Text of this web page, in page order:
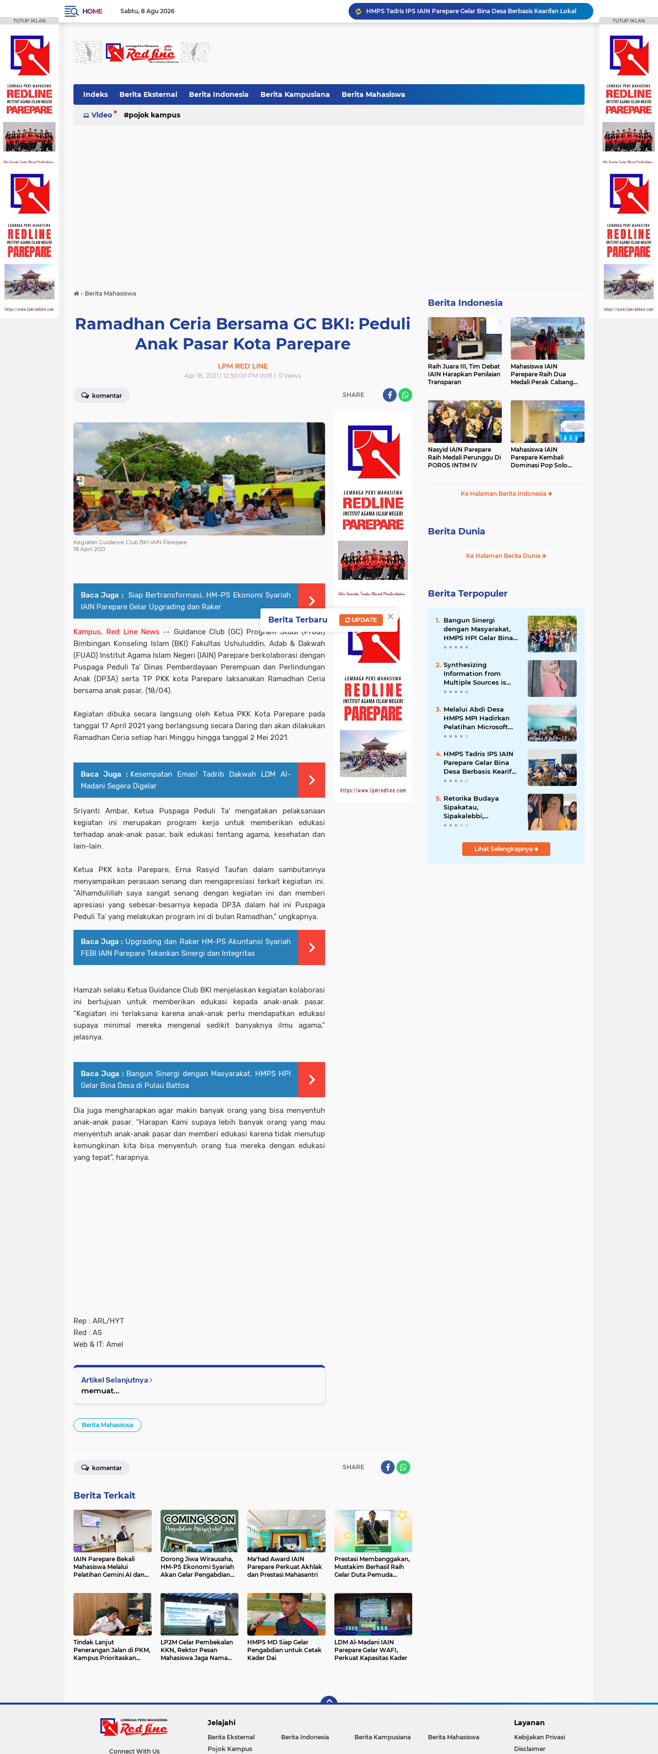
HOME Sabtu 8 Agu 2026
HMPS Tadris IPS IAIN Parepare Gelar Bina Desa Berbasis Kearifan Lokal
Melalui Abdi Desa HMPS MPI Hadirkan Pelatihan Microsoft Office
FAKSHI Gelar Yudisium, Mahasiswa Diajak Terus Semangat Berproses
Indeks Berita Eksternal Berita Indonesia Berita Kampusiana Berita Mahasiswa
Video pojok kampus
› Berita Mahasiswa
Ramadhan Ceria Bersama GC BKI: Peduli
Anak Pasar Kota Parepare
LPM RED LINE
Apr 18, 2021 | 12:50:00 PM WIB | 0 Views
komentar SHARE
Kegiatan Guidance Club BKI IAIN Parepare
18 April 2021
Baca Juga : Siap Bertransformasi, HM-PS Ekonomi Syariah
IAIN Parepare Gelar Upgrading dan Raker
Kampus, Red Line News -- Guidance Club (GC) Program Studi (Prodi)
Bimbingan Konseling Islam (BKI) Fakultas Ushuluddin, Adab & Dakwah
(FUAD) Institut Agama Islam Negeri (IAIN) Parepare berkolaborasi dengan
Puspaga Peduli Ta' Dinas Pemberdayaan Perempuan dan Perlindungan
Anak (DP3A) serta TP PKK kota Parepare laksanakan Ramadhan Ceria
bersama anak pasar, (18/04).
Kegiatan dibuka secara langsung oleh Ketua PKK Kota Parepare pada
tanggal 17 April 2021 yang berlangsung secara Daring dan akan dilakukan
Ramadhan Ceria setiap hari Minggu hingga tanggal 2 Mei 2021.
Baca Juga : Kesempatan Emas! Tadrib Dakwah LDM Al-
Madani Segera Digelar
Sriyanti Ambar, Ketua Puspaga Peduli Ta' mengatakan pelaksanaan
kegiatan ini merupakan program kerja untuk memberikan edukasi
terhadap anak-anak pasar, baik edukasi tentang agama, kesehatan dan
lain-lain.
Ketua PKK kota Parepare, Erna Rasyid Taufan dalam sambutannya
menyampaikan perasaan senang dan mengapresiasi terkait kegiatan ini.
"Alhamdulillah saya sangat senang dengan kegiatan ini dan memberi
apresiasi yang sebesar-besarnya kepada DP3A dalam hal ini Puspaga
Peduli Ta' yang melakukan program ini di bulan Ramadhan," ungkapnya.
Baca Juga : Upgrading dan Raker HM-PS Akuntansi Syariah
FEBI IAIN Parepare Tekankan Sinergi dan Integritas
Hamzah selaku Ketua Guidance Club BKI menjelaskan kegiatan kolaborasi
ini bertujuan untuk memberikan edukasi kepada anak-anak pasar.
"Kegiatan ini terlaksana karena anak-anak perlu mendapatkan edukasi
supaya minimal mereka mengenal sedikit banyaknya ilmu agama,"
jelasnya.
Baca Juga : Bangun Sinergi dengan Masyarakat, HMPS HPI
Gelar Bina Desa di Pulau Battoa
Dia juga mengharapkan agar makin banyak orang yang bisa menyentuh
anak-anak pasar. "Harapan Kami supaya lebih banyak orang yang mau
menyentuh anak-anak pasar dan memberi edukasi karena tidak menutup
kemungkinan kita bisa menyentuh orang tua mereka dengan edukasi
yang tepat", harapnya.
Rep : ARL/HYT
Red : AS
Web & IT: Amel
Artikel Selanjutnya
memuat...
Berita Mahasiswa
SHARE
komentar
Berita Terkait
IAIN Parepare Bekali
Mahasiswa Melalui
Pelatihan Gemini AI dan
Dorong Jiwa Wirausaha,
HM-PS Ekonomi Syariah
Akan Gelar Pengabdian
Ma'had Award IAIN
Parepare Perkuat Akhlak
dan Prestasi Mahasantri
Prestasi Membanggakan,
Mustakim Berhasil Raih
Gelar Duta Pemuda
Tindak Lanjut
Penerangan Jalan di PKM,
Kampus Prioritaskan
LP2M Gelar Pembekalan
KKN, Rektor Pesan
Mahasiswa Jaga Nama
HMPS MD Siap Gelar
Pengabdian untuk Cetak
Kader Dai
LDM Al-Madani IAIN
Parepare Gelar WAFI,
Perkuat Kapasitas Kader
Berita Indonesia
Raih Juara III, Tim Debat
IAIN Harapkan Penilaian
Transparan
Mahasiswa IAIN
Parepare Raih Dua
Medali Perak Cabang
Nasyid IAIN Parepare
Raih Medali Perunggu Di
POROS INTIM IV
Mahasiswa IAIN
Parepare Kembali
Dominasi Pop Solo
Ke Halaman Berita Indonesia
Berita Dunia
Ke Halaman Berita Dunia
Berita Terpopuler
Bangun Sinergi
dengan Masyarakat,
HMPS HPI Gelar Bina
Desa di Pulau Battoa
Synthesizing
Information from
Multiple Sources is
Important
Melalui Abdi Desa
HMPS MPI Hadirkan
Pelatihan Microsoft
Office
HMPS Tadris IPS IAIN
Parepare Gelar Bina
Desa Berbasis Kearifan
Lokal
Retorika Budaya
Sipakatau,
Sipakalebbi,
Sipakainge yang
Suku Bugis
Lihat Selengkapnya
Connect With Us
Jelajahi
Berita Eksternal Berita Indonesia Berita Kampusiana
Berita Mahasiswa
Pojok Kampus
Layanan
Kebijakan Privasi
Disclaimer
TUTUP IKLAN TUTUP IKLAN
×
Berita Terbaru UPDATE